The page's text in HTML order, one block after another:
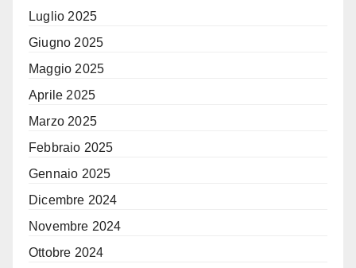
Luglio 2025
Giugno 2025
Maggio 2025
Aprile 2025
Marzo 2025
Febbraio 2025
Gennaio 2025
Dicembre 2024
Novembre 2024
Ottobre 2024